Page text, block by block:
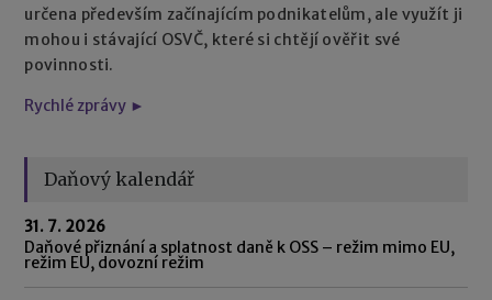
určena především začínajícím podnikatelům, ale využít ji
mohou i stávající OSVČ, které si chtějí ověřit své
povinnosti.
Rychlé zprávy ►
Daňový kalendář
31. 7. 2026
Daňové přiznání a splatnost daně k OSS – režim mimo EU,
režim EU, dovozní režim